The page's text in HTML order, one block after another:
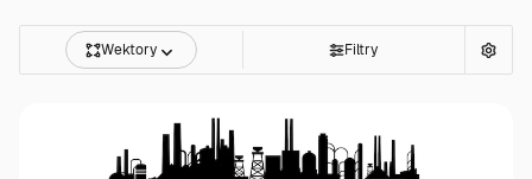
Wektory Filtry